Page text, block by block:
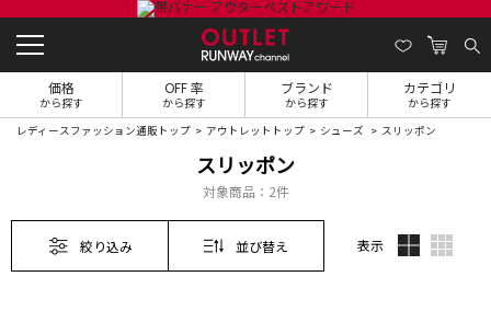
価格
から探す
OFF 率
から探す
ブランド
から探す
カテゴリ
から探す
レディースファッション通販トップ アウトレットトップ シューズ スリッポン
スリッポン
対象商品： 2件
絞り込み 並び替え 表示